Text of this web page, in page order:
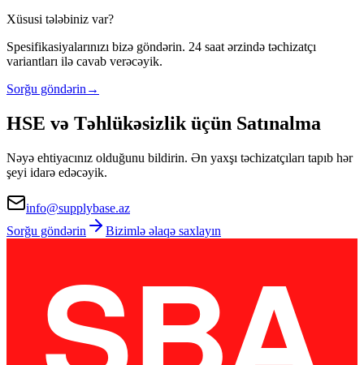
Xüsusi tələbiniz var?
Spesifikasiyalarınızı bizə göndərin. 24 saat ərzində təchizatçı
variantları ilə cavab verəcəyik.
Sorğu göndərin →
HSE və Təhlükəsizlik üçün Satınalma
Nəyə ehtiyacınız olduğunu bildirin. Ən yaxşı təchizatçıları tapıb hər
şeyi idarə edəcəyik.
info@supplybase.az
Sorğu göndərin
Bizimlə əlaqə saxlayın